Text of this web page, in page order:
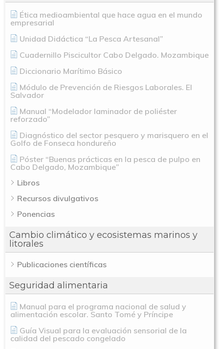
Ética medioambiental que hace agua en el mundo
empresarial
Unidad Didáctica “La Pesca Artesanal”
Cuadernillo Piscicultor Cabo Delgado. Mozambique
Diccionario Marítimo Básico
Módulo de Prevención de Riesgos Laborales. El
Salvador
Manual “Modelador laminador de poliéster
reforzado”
Diagnóstico del sector pesquero y marisquero en el
Golfo de Fonseca hondureño
Póster “Buenas prácticas en la pesca de pulpo en
Cabo Delgado, Mozambique”
Libros
Recursos divulgativos
Ponencias
Cambio climático y ecosistemas marinos y
litorales
Publicaciones científicas
Seguridad alimentaria
Manual para el programa nacional de salud y
alimentación escolar. Santo Tomé y Príncipe
Guía Visual para la evaluación sensorial de la
calidad del pescado congelado
Nosotros
Organización
Novedades
Memoria
Contratación
Plan De Igualdad